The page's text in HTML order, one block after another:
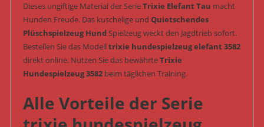
Dieses ungiftige Material der SerieTrixie Elefant Tau macht
Hunden Freude. Das kuschelige und Quietschendes
Plüschspielzeug HundSpielzeug weckt den Jagdtrieb sofort.
Bestellen Sie das Modelltrixie hundespielzeug elefant 3582
direkt online. Nutzen Sie das bewährteTrixie
Hundespielzeug 3582beim täglichen Training.
Alle Vorteile der Serie